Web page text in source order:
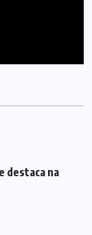
destaca na